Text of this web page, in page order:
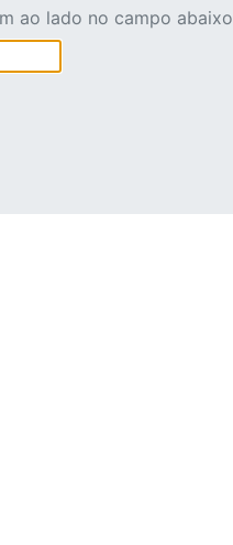
ao lado no campo abaixo